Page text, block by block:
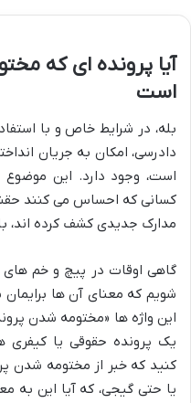
آیا پرونده ای که
است
بله، در شرایط خاص و با
دادرسی، امکان به جریان
است، وجود دارد. این موضوع
کسانی که احساس می کنند
مدارک جدیدی کشف کرده اند،
گاهی اوقات در پیچ و خم های
شویم که معنای آن ها برایمان
این واژه ها «مختومه شدن
یک پرونده حقوقی یا کیفری
کنید که خبر از مختومه شدن
یا حتی گیجی، که آیا این به